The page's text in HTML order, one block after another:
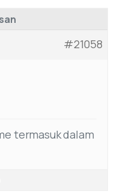
#21058
termasuk dalam